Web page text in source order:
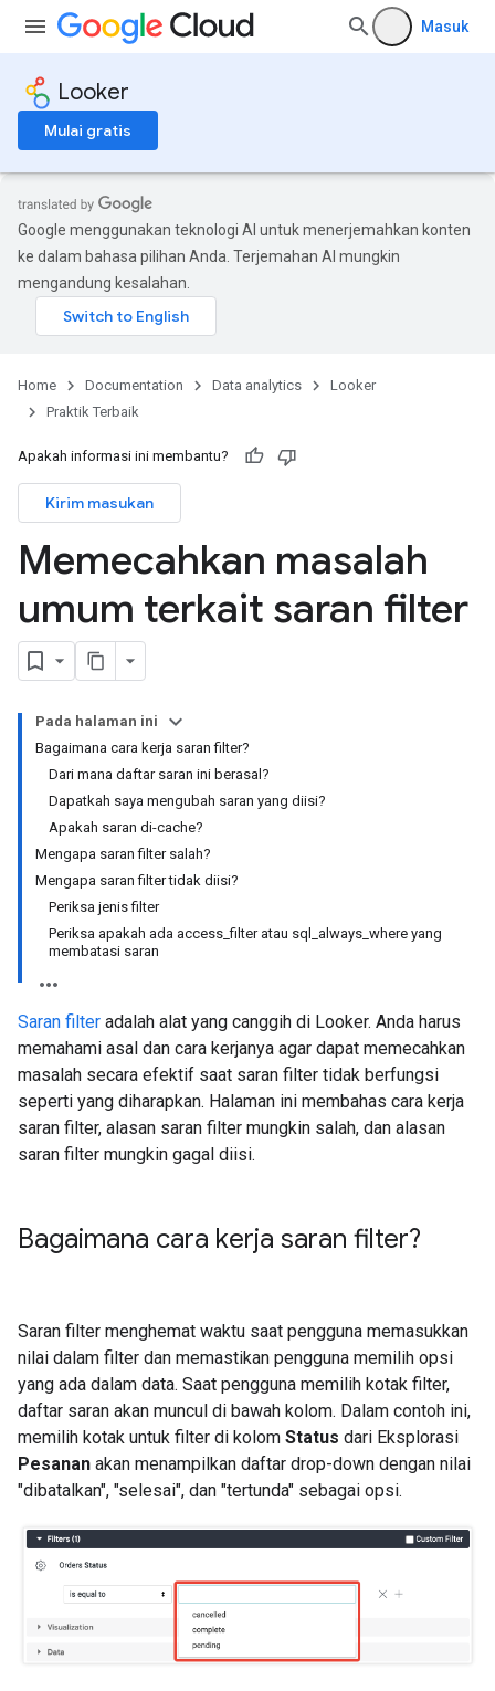
Masuk
Looker
Mulai gratis
Google menggunakan teknologi AI untuk menerjemahkan konten
ke dalam bahasa pilihan Anda. Terjemahan AI mungkin
mengandung kesalahan.
Home Documentation Data analytics
Looker
Praktik Terbaik
Apakah informasi ini membantu?
Kirim masukan
Memecahkan masalah
umum terkait saran filter
Pada halaman ini
Bagaimana cara kerja saran filter?
Dari mana daftar saran ini berasal?
Dapatkah saya mengubah saran yang diisi?
Apakah saran di-cache?
Mengapa saran filter salah?
Mengapa saran filter tidak diisi?
Periksa jenis filter
Periksa apakah ada access_filter atau sql_always_where yang
membatasi saran
Saran filter adalah alat yang canggih di Looker. Anda harus
memahami asal dan cara kerjanya agar dapat memecahkan
masalah secara efektif saat saran filter tidak berfungsi
seperti yang diharapkan. Halaman ini membahas cara kerja
saran filter, alasan saran filter mungkin salah, dan alasan
saran filter mungkin gagal diisi.
Bagaimana cara kerja saran filter?
Saran filter menghemat waktu saat pengguna memasukkan
nilai dalam filter dan memastikan pengguna memilih opsi
yang ada dalam data. Saat pengguna memilih kotak filter,
daftar saran akan muncul di bawah kolom. Dalam contoh ini,
memilih kotak untuk filter di kolom Status dari Eksplorasi
Pesanan akan menampilkan daftar drop-down dengan nilai
"dibatalkan", "selesai", dan "tertunda" sebagai opsi.